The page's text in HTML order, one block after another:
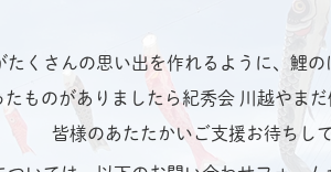
たくさんの思い出を作れるように、鯉の
ものがありましたら紀秀会 川越やまだ
皆様のあたたかいご支援お待ちし